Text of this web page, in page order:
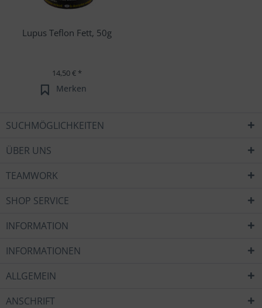
Lupus Teflon Fett, 50g
14,50 € *
Merken
SUCHMÖGLICHKEITEN
ÜBER UNS
TEAMWORK
SHOP SERVICE
INFORMATION
INFORMATIONEN
ALLGEMEIN
ANSCHRIFT